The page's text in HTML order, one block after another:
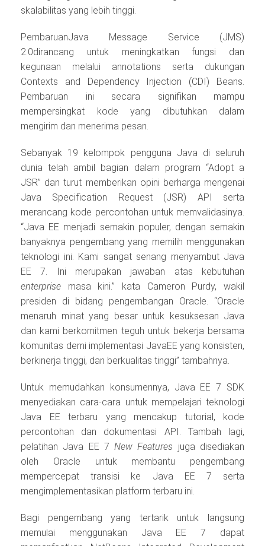
skalabilitas yang lebih tinggi.
PembaruanJava Message Service (JMS)
2.0dirancang untuk meningkatkan fungsi dan
kegunaan melalui annotations serta dukungan
Contexts and Dependency Injection (CDI) Beans.
Pembaruan ini secara signifikan mampu
mempersingkat kode yang dibutuhkan dalam
mengirim dan menerima pesan.
Sebanyak 19 kelompok pengguna Java di seluruh
dunia telah ambil bagian dalam program “Adopt a
JSR” dan turut memberikan opini berharga mengenai
Java Specification Request (JSR) API serta
merancang kode percontohan untuk memvalidasinya.
“Java EE menjadi semakin populer, dengan semakin
banyaknya pengembang yang memilih menggunakan
teknologi ini. Kami sangat senang menyambut Java
EE 7. Ini merupakan jawaban atas kebutuhan
enterprise masa kini.” kata Cameron Purdy, wakil
presiden di bidang pengembangan Oracle. “Oracle
menaruh minat yang besar untuk kesuksesan Java
dan kami berkomitmen teguh untuk bekerja bersama
komunitas demi implementasi JavaEE yang konsisten,
berkinerja tinggi, dan berkualitas tinggi” tambahnya.
Untuk memudahkan konsumennya, Java EE 7 SDK
menyediakan cara-cara untuk mempelajari teknologi
Java EE terbaru yang mencakup tutorial, kode
percontohan dan dokumentasi API. Tambah lagi,
pelatihan Java EE 7New Features juga disediakan
oleh Oracle untuk membantu pengembang
mempercepat transisi ke Java EE 7 serta
mengimplementasikan platform terbaru ini.
Bagi pengembang yang tertarik untuk langsung
memulai menggunakan Java EE 7 dapat